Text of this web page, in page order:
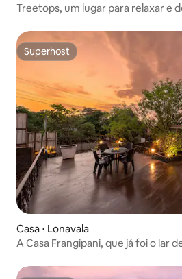
Treetops, um lugar para relaxar e
Superhost
Superhost
Casa ⋅ Lonavala
A Casa Frangipani, que já foi o lar